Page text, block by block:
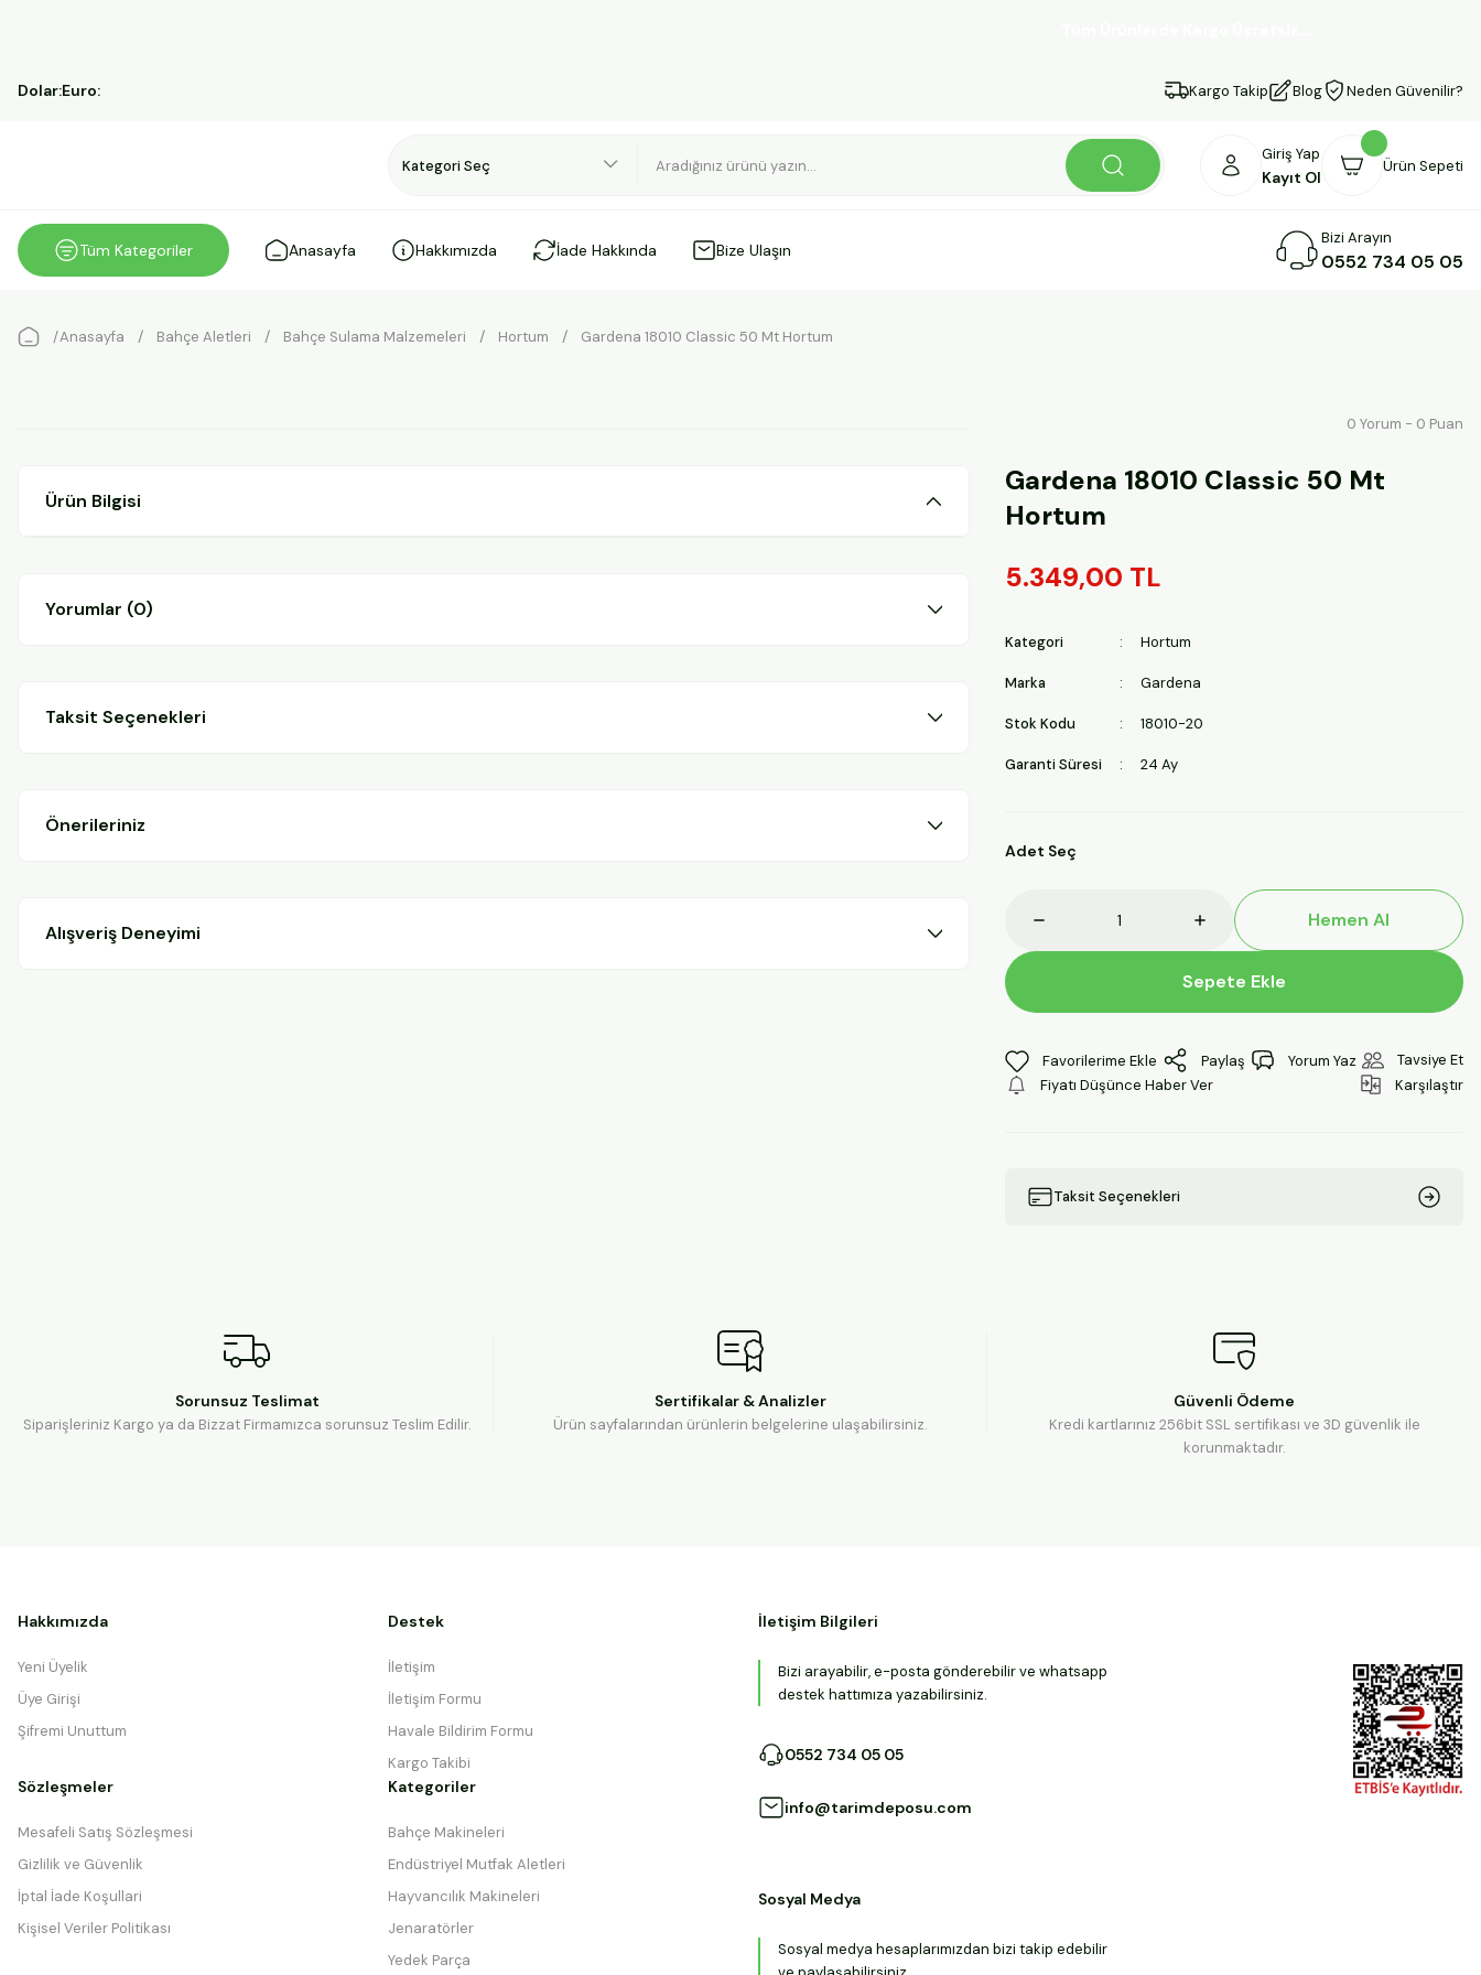
Dolar:Euro: Kargo Takip Blog Neden Güvenilir?
Giriş Yap
Kayıt Ol
Ürün Sepeti
Tüm Kategoriler Anasayfa Hakkımızda İade Hakkında Bize Ulaşın
Bizi Arayın
0552 734 05 05
Anasayfa Bahçe Aletleri Bahçe Sulama Malzemeleri Hortum Gardena 18010 Classic 50 Mt Hortum
Ürün Bilgisi
Yorumlar (0)
Taksit Seçenekleri
Önerileriniz
Alışveriş Deneyimi
0 Yorum - 0 Puan
Gardena 18010 Classic 50 Mt
Hortum
5.349,00 TL
Kategori Hortum
Marka Gardena
Stok Kodu 18010-20
Garanti Süresi 24 Ay
Adet Seç
Hemen Al
Sepete Ekle
Paylaş Yorum Yaz
Tavsiye Et
Fiyatı Düşünce Haber Ver
Karşılaştır
Taksit Seçenekleri
Sorunsuz Teslimat
Siparişleriniz Kargo ya da Bizzat Firmamızca sorunsuz Teslim Edilir.
Sertifikalar & Analizler
Ürün sayfalarından ürünlerin belgelerine ulaşabilirsiniz.
Güvenli Ödeme
Kredi kartlarınız 256bit SSL sertifikası ve 3D güvenlik ile
korunmaktadır.
Hakkımızda
Yeni Üyelik
Üye Girişi
Şifremi Unuttum
Destek
İletişim
İletişim Formu
Havale Bildirim Formu
Kargo Takibi
Sözleşmeler
Mesafeli Satış Sözleşmesi
Gizlilik ve Güvenlik
İptal İade Koşullari
Kişisel Veriler Politikası
Kategoriler
Bahçe Makineleri
Endüstriyel Mutfak Aletleri
Hayvancılık Makineleri
Jenaratörler
Yedek Parça
İletişim Bilgileri
Bizi arayabilir, e-posta gönderebilir ve whatsapp
destek hattımıza yazabilirsiniz.
0552 734 05 05
info@tarimdeposu.com
Sosyal Medya
Sosyal medya hesaplarımızdan bizi takip edebilir